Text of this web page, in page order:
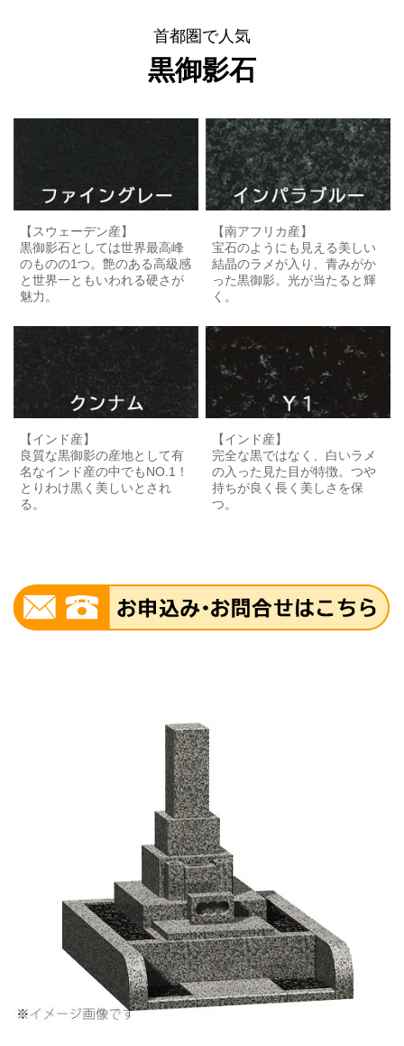
首都圏で人気
黒御影石
【スウェーデン産】
黒御影石としては世界最高峰
のものの1つ。艶のある高級感
と世界一ともいわれる硬さが
魅力。
【南アフリカ産】
宝石のようにも見える美しい
結晶のラメが入り、青みがか
った黒御影。光が当たると輝
く。
【インド産】
良質な黒御影の産地として有
名なインド産の中でもNO.1！
とりわけ黒く美しいとされ
る。
【インド産】
完全な黒ではなく、白いラメ
の入った見た目が特徴。つや
持ちが良く長く美しさを保
つ。